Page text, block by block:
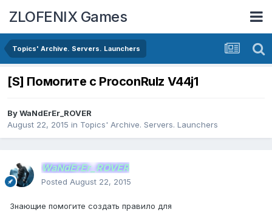
ZLOFENIX Games
Topics' Archive. Servers. Launchers
[S] Помогите с ProconRulz V44j1
ByWaNdErEr_ROVER
August 22, 2015 in Topics' Archive. Servers. Launchers
WaNdErEr_ROVER
Posted August 22, 2015
Знающие помогите создать правило для